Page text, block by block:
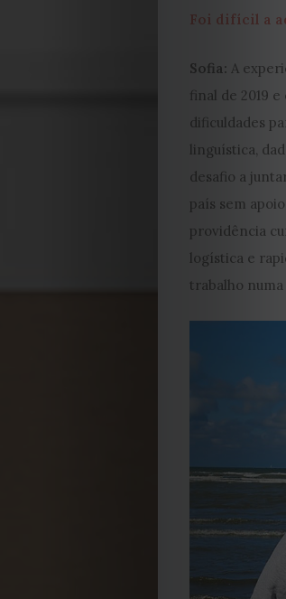
Foi difícil a
Sofia: A
final de 2019
dificuldades
linguística,
desafio a
país sem
providência
logística e
trabalho